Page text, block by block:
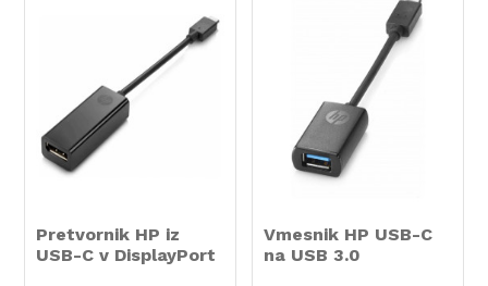
Pretvornik HP iz
USB-C v DisplayPort
Vmesnik HP USB-C
na USB 3.0